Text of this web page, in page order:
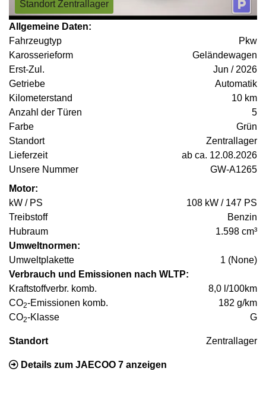
Standort Zentrallager
Allgemeine Daten:
Fahrzeugtyp
Pkw
Karosserieform
Geländewagen
Erst-Zul.
Jun / 2026
Getriebe
Automatik
Kilometerstand
10 km
Anzahl der Türen
5
Farbe
Grün
Standort
Zentrallager
Lieferzeit
ab ca. 12.08.2026
Unsere Nummer
GW-A1265
Motor:
kW / PS
108 kW / 147 PS
Treibstoff
Benzin
Hubraum
1.598 cm³
Umweltnormen:
Umweltplakette
1 (None)
Verbrauch und Emissionen nach WLTP:
Kraftstoffverbr. komb.
8,0 l/100km
CO2-Emissionen komb.
182 g/km
CO2-Klasse G
Standort Zentrallager
Details zum JAECOO 7 anzeigen